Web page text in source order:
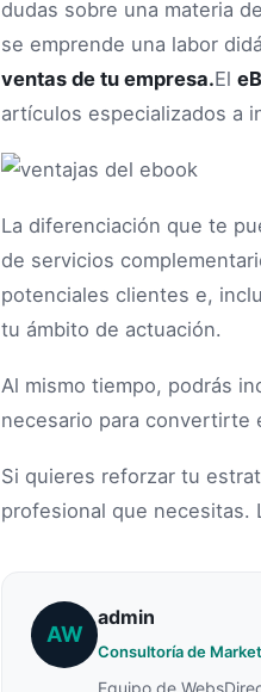
dudas sobre una materia
se emprende una labor
ventas de tu empresa.El
artículos especializados a
La diferenciación que te
de servicios
potenciales clientes e,
tu ámbito de actuación.
Al mismo tiempo, podrás
necesario para convertirte
Si quieres reforzar tu
profesional que necesitas.
AW
admin
Consultoría de
Equipo de